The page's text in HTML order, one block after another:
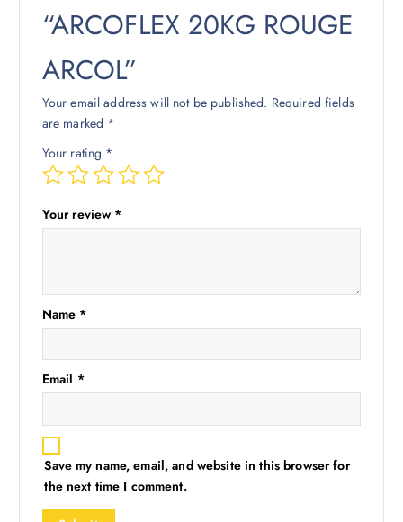
“ARCOFLEX 20KG ROUGE
ARCOL”
Your email address will not be published. Required fields
are marked *
Your rating *
Your review *
Name *
Email *
Save my name, email, and website in this browser for
the next time I comment.